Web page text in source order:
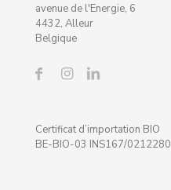
avenue de l'Energie, 6
4432, Alleur
Belgique
Certificat d’importation BIO
BE-BIO-03 INS167/0212280